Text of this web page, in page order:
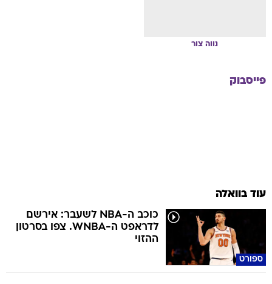
נווה צור
פייסבוק
עוד בוואלה
ספורט
כוכב ה-NBA לשעבר: אירשם
לדראפט ה-WNBA. צפו בסרטון
ההזוי